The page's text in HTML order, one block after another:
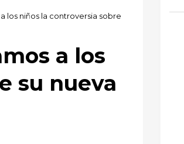
los niños la controversia sobre
a los
su nueva